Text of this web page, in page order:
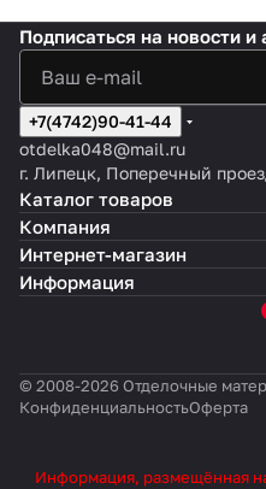
Подписаться на новости и
+7(4742)90-41-44
otdelka048@mail.ru
г. Липецк, Поперечный
Каталог товаров
Компания
Интернет-магазин
Информация
© 2008-2026 Отделочные
КонфиденциальностьОферта
Информация, размещённая